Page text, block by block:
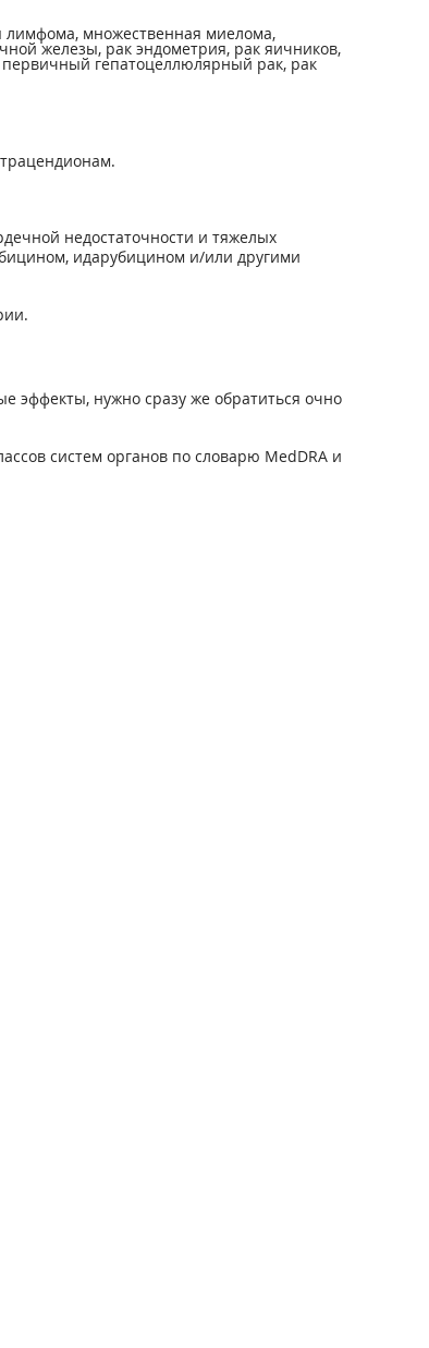
лимфома, множественная миелома,
железы, рак эндометрия, рак яичников,
первичный гепатоцеллюлярный рак, рак
недостаточности и тяжелых
идарубицином и/или другими
эффекты, нужно сразу же обратиться очно
систем органов по словарю MedDRA и